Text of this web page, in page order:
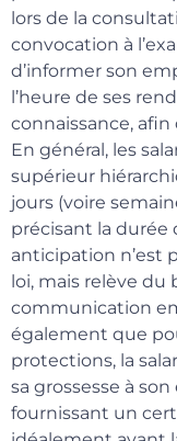
lors de la
convocation à
d’informer son
l’heure de ses
connaissance, afin
En général, les
supérieur
jours (voire
précisant la durée
anticipation n’est
loi, mais relève du
communication
également que
protections, la
sa grossesse à
fournissant un